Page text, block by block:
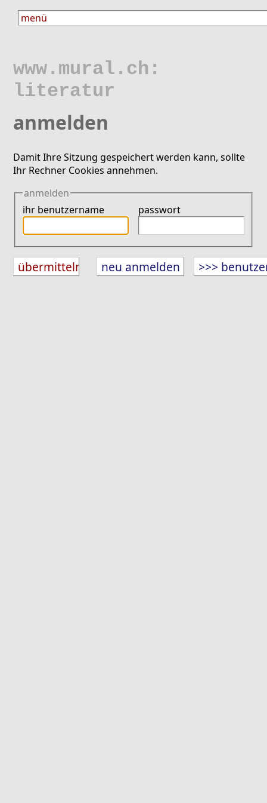
www.mural.ch:
literatur
anmelden
Damit Ihre Sitzung gespeichert werden kann, sollte
Ihr Rechner Cookies annehmen.
anmelden
ihr benutzername
passwort
neu anmelden >>>